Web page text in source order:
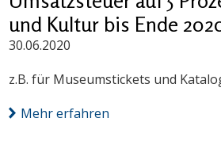
und Kultur bis Ende
30.06.2020
z.B. für Museumstickets und
Mehr erfahren